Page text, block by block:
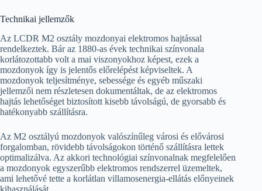
Technikai jellemzők
Az LCDR M2 osztály mozdonyai elektromos hajtással
rendelkeztek. Bár az 1880-as évek technikai színvonala
korlátozottabb volt a mai viszonyokhoz képest, ezek a
mozdonyok így is jelentős előrelépést képviseltek. A
mozdonyok teljesítménye, sebessége és egyéb műszaki
jellemzői nem részletesen dokumentáltak, de az elektromos
hajtás lehetőséget biztosított kisebb távolságú, de gyorsabb és
hatékonyabb szállításra.
Az M2 osztályú mozdonyok valószínűleg városi és elővárosi
forgalomban, rövidebb távolságokon történő szállításra lettek
optimalizálva. Az akkori technológiai színvonalnak megfelelően
a mozdonyok egyszerűbb elektromos rendszerrel üzemeltek,
ami lehetővé tette a korlátlan villamosenergia-ellátás előnyeinek
kihasználását.